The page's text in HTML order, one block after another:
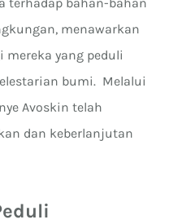
terhadap bahan-bahan
menawarkan
mereka yang peduli
bumi. Melalui
Avoskin telah
dan keberlanjutan